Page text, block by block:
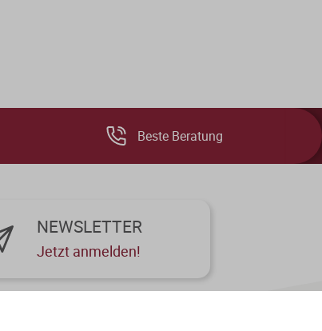
Beste Beratung
NEWSLETTER
Jetzt anmelden!